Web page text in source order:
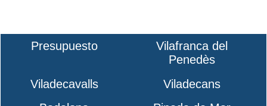
Presupuesto
Vilafranca del
Penedès
Viladecavalls
Viladecans